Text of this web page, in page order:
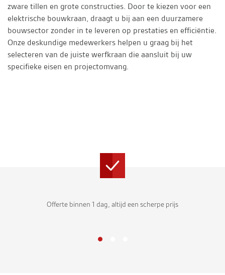
zware tillen en grote constructies. Door te kiezen voor een
elektrische bouwkraan, draagt u bij aan een duurzamere
bouwsector zonder in te leveren op prestaties en efficiëntie.
Onze deskundige medewerkers helpen u graag bij het
selecteren van de juiste werfkraan die aansluit bij uw
specifieke eisen en projectomvang.
Offerte binnen 1 dag, altijd een scherpe prijs